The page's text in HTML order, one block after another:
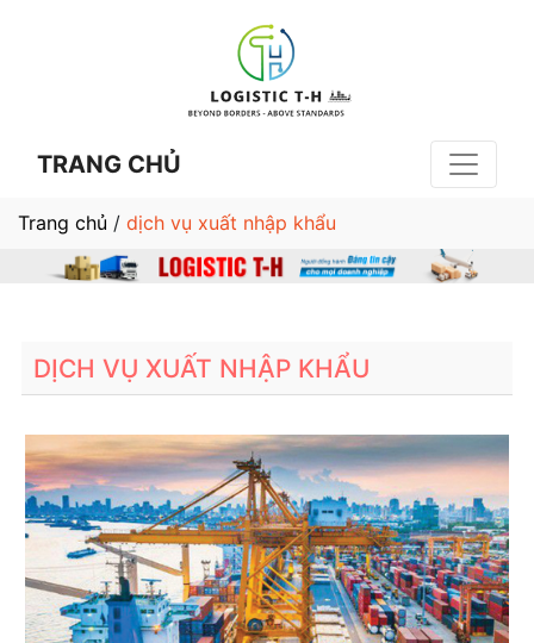
TRANG CHỦ
Trang chủ / dịch vụ xuất nhập khẩu
DỊCH VỤ XUẤT NHẬP KHẨU